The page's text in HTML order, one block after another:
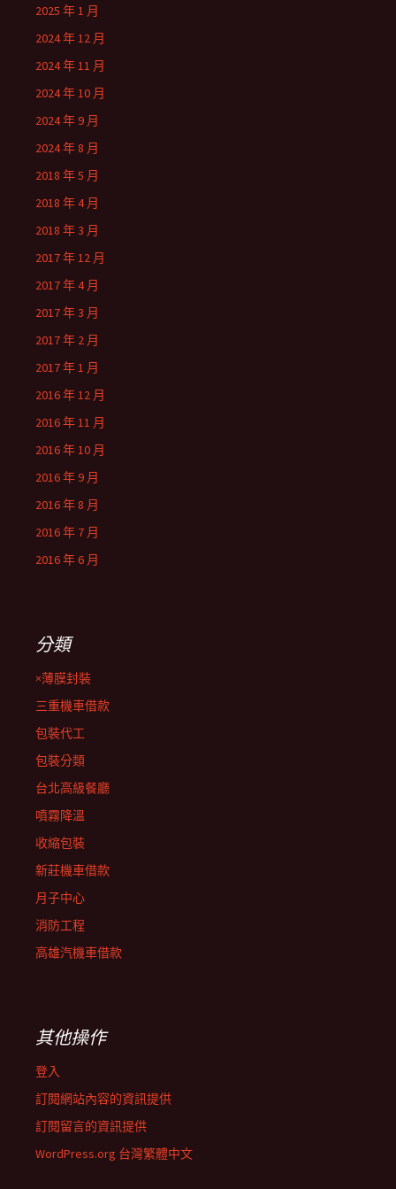
2025 年 1 月
2024 年 12 月
2024 年 11 月
2024 年 10 月
2024 年 9 月
2024 年 8 月
2018 年 5 月
2018 年 4 月
2018 年 3 月
2017 年 12 月
2017 年 4 月
2017 年 3 月
2017 年 2 月
2017 年 1 月
2016 年 12 月
2016 年 11 月
2016 年 10 月
2016 年 9 月
2016 年 8 月
2016 年 7 月
2016 年 6 月
分類
×薄膜封裝
三重機車借款
包裝代工
包裝分類
台北高級餐廳
噴霧降溫
收縮包裝
新莊機車借款
月子中心
消防工程
高雄汽機車借款
其他操作
登入
訂閱網站內容的資訊提供
訂閱留言的資訊提供
WordPress.org 台灣繁體中文